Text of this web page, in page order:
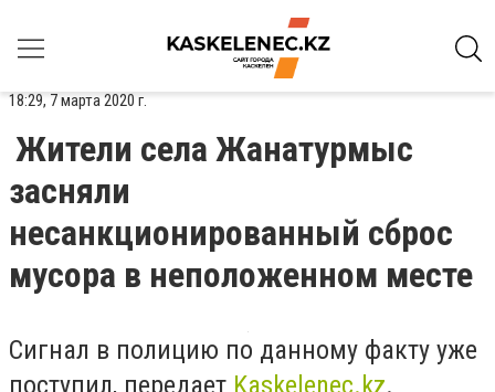
18:29, 7 марта 2020 г.
Жители села Жанатурмыс
засняли
несанкционированный сброс
мусора в неположенном месте
Сигнал в полицию по данному факту уже
поступил, передает Kaskelenec.kz.